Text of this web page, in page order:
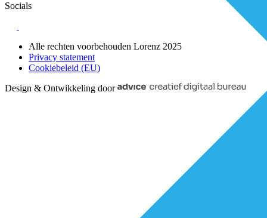
Socials
Alle rechten voorbehouden Lorenz 2025
Privacy statement
Cookiebeleid (EU)
Design & Ontwikkeling door